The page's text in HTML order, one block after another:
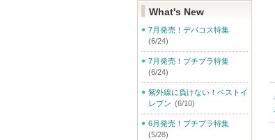
What's New
7月発売！デパコス特集
(6/24)
7月発売！プチプラ特集
(6/24)
紫外線に負けない！ベストイ
レブン (6/10)
6月発売！プチプラ特集
(5/28)